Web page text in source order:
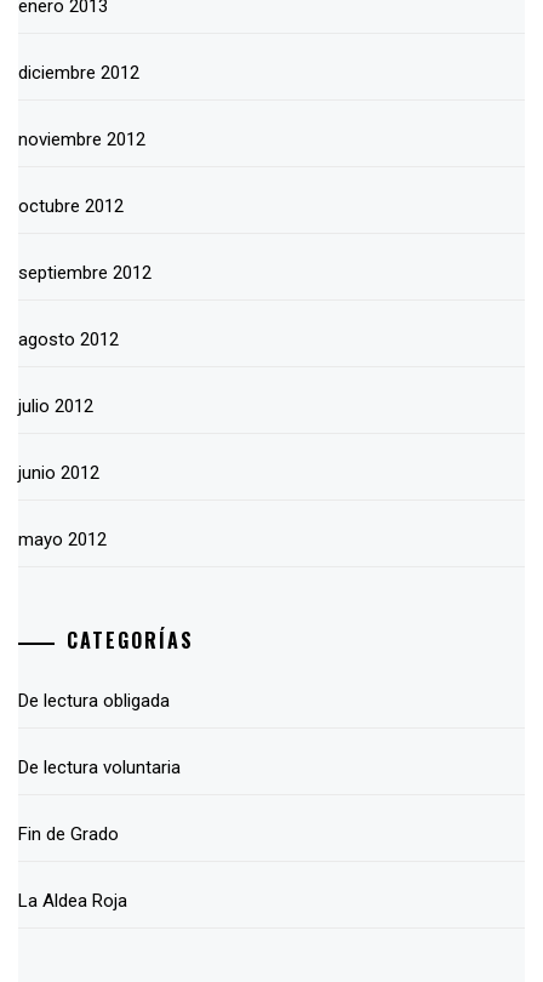
enero 2013
diciembre 2012
noviembre 2012
octubre 2012
septiembre 2012
agosto 2012
julio 2012
junio 2012
mayo 2012
CATEGORÍAS
De lectura obligada
De lectura voluntaria
Fin de Grado
La Aldea Roja